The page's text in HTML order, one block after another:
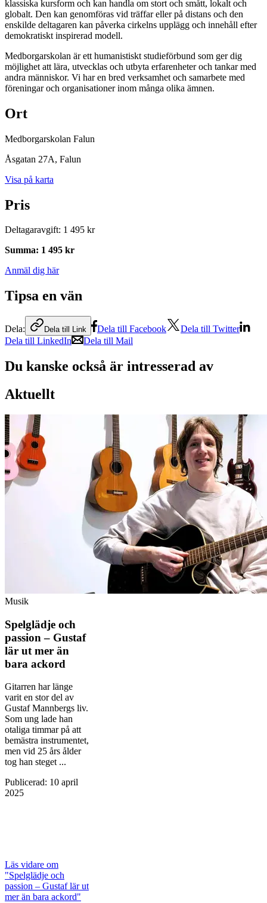
klassiska kursform och kan handla om stort och smått, lokalt och
globalt. Den kan genomföras vid träffar eller på distans och den
enskilde deltagaren kan påverka cirkelns upplägg och innehåll efter
demokratiskt inspirerad modell.
Medborgarskolan är ett humanistiskt studieförbund som ger dig
möjlighet att lära, utvecklas och utbyta erfarenheter och tankar med
andra människor. Vi har en bred verksamhet och samarbete med
föreningar och organisationer inom många olika ämnen.
Ort
Medborgarskolan Falun
Åsgatan 27A, Falun
Visa på karta
Pris
Deltagaravgift: 1 495 kr
Summa: 1 495 kr
Anmäl dig här
Tipsa en vän
Dela: Dela till Link Dela till Facebook
Dela till Twitter
Dela till LinkedIn
Dela till Mail
Du kanske också är intresserad av
Aktuellt
Musik
Spelglädje och
passion – Gustaf
lär ut mer än
bara ackord
Gitarren har länge
varit en stor del av
Gustaf Mannbergs liv.
Som ung lade han
otaliga timmar på att
bemästra instrumentet,
men vid 25 års ålder
tog han steget ...
Publicerad: 10 april
2025
Läs vidare om
"Spelglädje och
passion – Gustaf lär ut
mer än bara ackord"